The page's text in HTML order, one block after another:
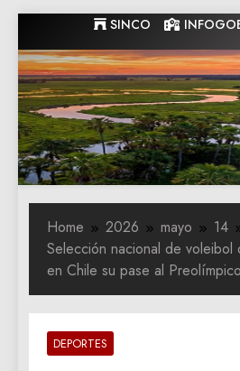
to
content
SINCO
Home 2026 mayo
14
Selección nacional de voleibol
en Chile su pase al Preolímpico
DEPORTES